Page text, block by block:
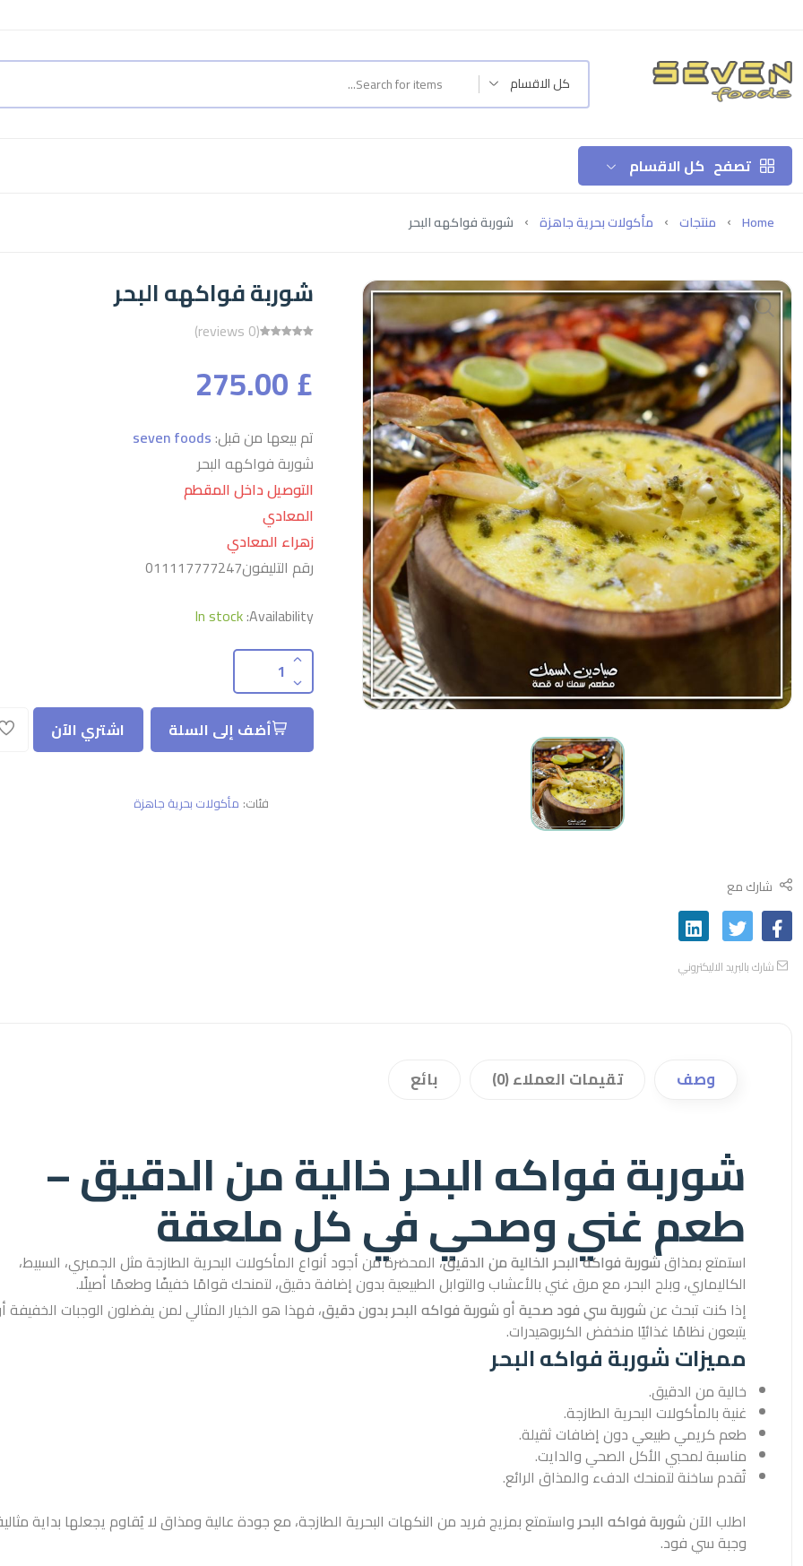
كل الاقسام
تصفح كل الاقسام
Home منتجات مأكولات بحرية جاهزة شوربة فواكهه البحر
شارك مع
شارك بالبريد الاليكتروني
شوربة فواكهه البحر
(0 reviews)
£ 275.00
تم بيعها من قبل:seven foods
شوربة فواكهه البحر
التوصيل داخل المقطم
المعادي
زهراء المعادي
رقم التليفون011117777247
Availability:
In stock
أضف إلى السلة اشتري الآن
فئات: مأكولات بحرية جاهزة
وصف تقيمات العملاء (0) بائع
شوربة فواكه البحر خالية من الدقيق –
طعم غني وصحي في كل ملعقة
استمتع بمذاقشوربة فواكه البحر الخالية من الدقيق، المحضرة من أجود أنواع المأكولات البحرية الطازجة مثل الجمبري، السبيط،
الكاليماري، وبلح البحر، مع مرق غني بالأعشاب والتوابل الطبيعية بدون إضافة دقيق، لتمنحك قوامًا خفيفًا وطعمًا أصيلًا.
إذا كنت تبحث عنشوربة سي فود صحيةأوشوربة فواكه البحر بدون دقيق، فهذا هو الخيار المثالي لمن يفضلون الوجبات الخفيفة
يتبعون نظامًا غذائيًا منخفض الكربوهيدرات.
مميزات شوربة فواكه البحر
خالية من الدقيق.
غنية بالمأكولات البحرية الطازجة.
طعم كريمي طبيعي دون إضافات ثقيلة.
مناسبة لمحبي الأكل الصحي والدايت.
تُقدم ساخنة لتمنحك الدفء والمذاق الرائع.
اطلب الآنشوربة فواكه البحرواستمتع بمزيج فريد من النكهات البحرية الطازجة، مع جودة عالية ومذاق لا يُقاوم يجعلها بداية
وجبة سي فود.